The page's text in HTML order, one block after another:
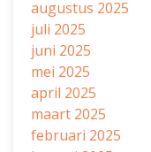
augustus 2025
juli 2025
juni 2025
mei 2025
april 2025
maart 2025
februari 2025